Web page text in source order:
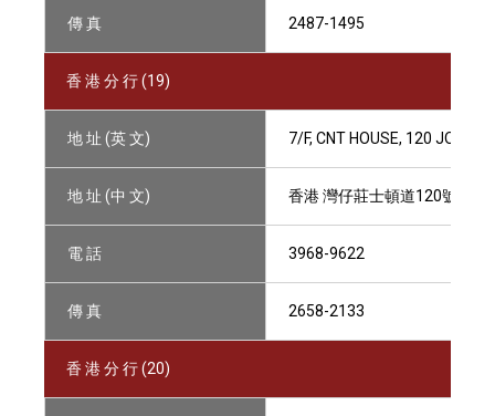
傳 真 2487-1495
香 港 分 行 (19)
地 址 (英 文) 7/F, CNT HOUSE, 120
地 址 (中 文) 香港 灣仔莊士頓道120號 宜
電 話 3968-9622
傳 真 2658-2133
香 港 分 行 (20)